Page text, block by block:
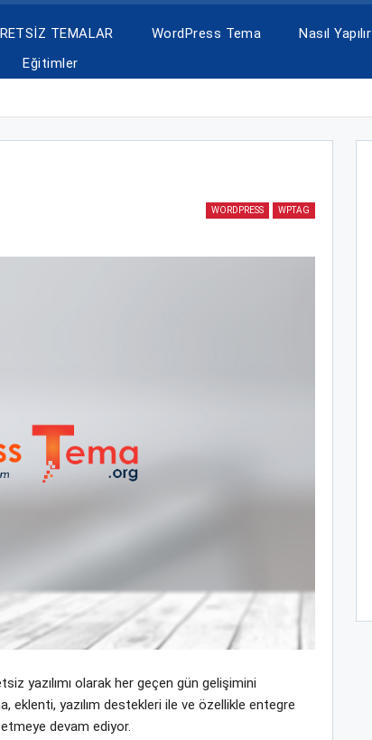
TEMALAR WordPress Tema Nasıl Yapılır
Eğitimler
WORDPRESS WPTAG
yazılımı olarak her geçen gün gelişimini
yazılım destekleri ile ve özellikle entegre
etmeye devam ediyor.